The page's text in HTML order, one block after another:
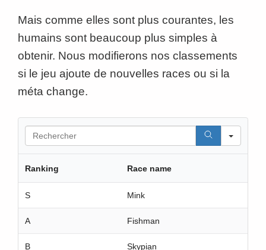
Mais comme elles sont plus courantes, les
humains sont beaucoup plus simples à
obtenir. Nous modifierons nos classements
si le jeu ajoute de nouvelles races ou si la
méta change.
e
Ranking Race name
S Mink
A Fishman
B Skypian